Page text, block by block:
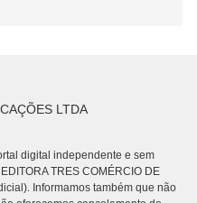
LTDA
digital independente e sem
TRES COMÉRCIO DE
Informamos também que não